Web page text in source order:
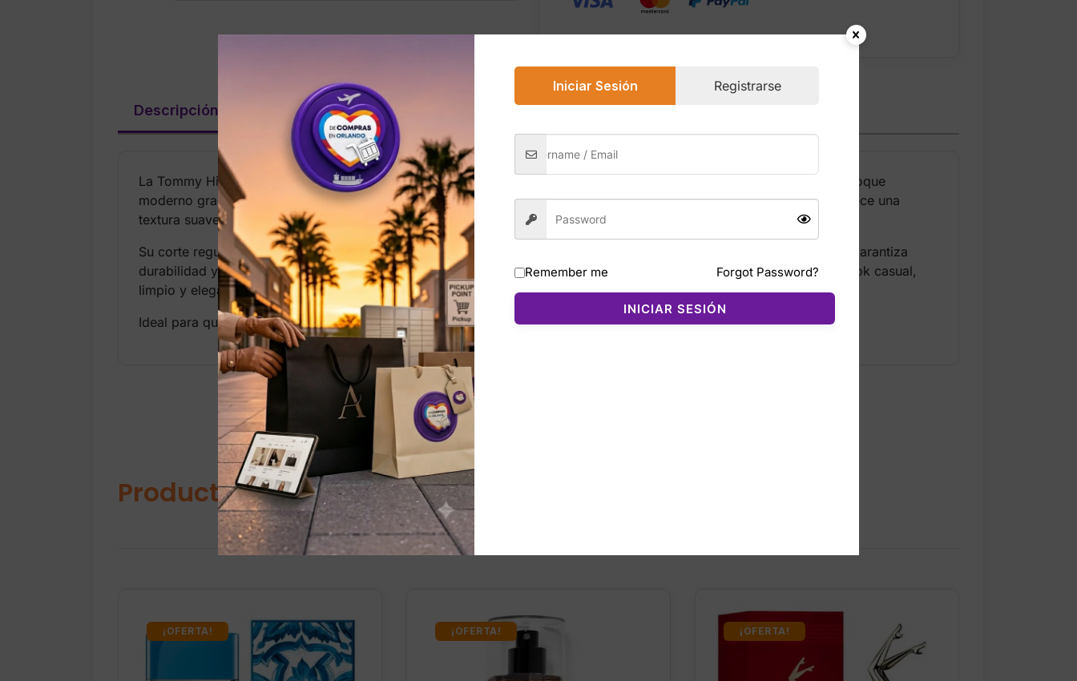
cantidad
Descripción Valoraciones (0)
La Tommy Hilfiger Rugby Stripe Crewneck T‑Shirt en el color Ivory Silk / Navy Multi combina un estilo clásico con un toque
moderno gracias a sus franjas tipo rugby en tonos marfil y azul marino. Fabricada en 100% algodón regenerativo, ofrece una
textura suave, ligera y cómoda para uso diario.
Su corte regular y cuello redondo proporcionan un ajuste natural y favorecedor, mientras que la confección premium garantiza
durabilidad y una caída impecable. Es una pieza versátil que puede combinarse con jeans, shorts o joggers para un look casual,
limpio y elegante.
Ideal para quienes buscan una camiseta de calidad con diseño distintivo y colores neutros que combinan con todo.
Productos relacionados
¡OFERTA! ¡OFERTA! ¡OFERTA!
Iniciar Sesión Registrarse
Remember me Forgot Password?
INICIAR SESIÓN